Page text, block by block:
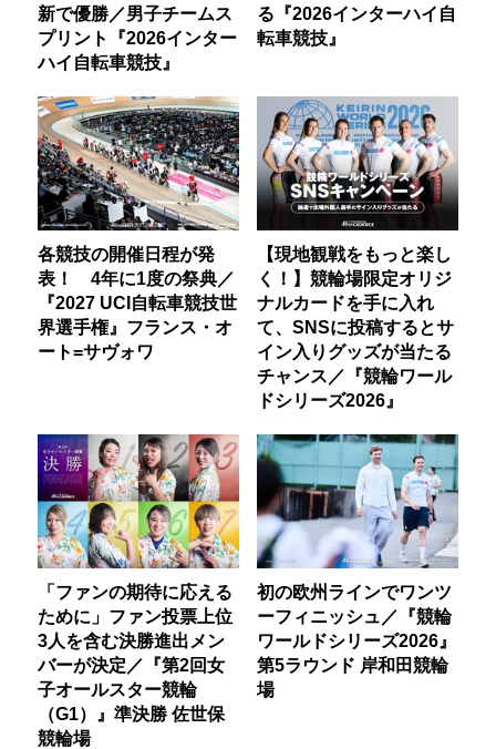
新で優勝／男子チームス
プリント『2026インター
ハイ自転車競技』
る『2026インターハイ自
転車競技』
各競技の開催日程が発
表！ 4年に1度の祭典／
『2027 UCI自転車競技世
界選手権』フランス・オ
ート=サヴォワ
【現地観戦をもっと楽し
く！】競輪場限定オリジ
ナルカードを手に入れ
て、SNSに投稿するとサ
イン入りグッズが当たる
チャンス／『競輪ワール
ドシリーズ2026』
「ファンの期待に応える
ために」ファン投票上位
3人を含む決勝進出メン
バーが決定／『第2回女
子オールスター競輪
（G1）』準決勝 佐世保
競輪場
初の欧州ラインでワンツ
ーフィニッシュ／『競輪
ワールドシリーズ2026』
第5ラウンド 岸和田競輪
場